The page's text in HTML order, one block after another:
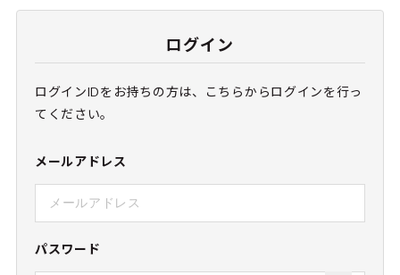
ログイン
ログインIDをお持ちの方は、こちらからログインを行っ
てください。
メールアドレス
パスワード